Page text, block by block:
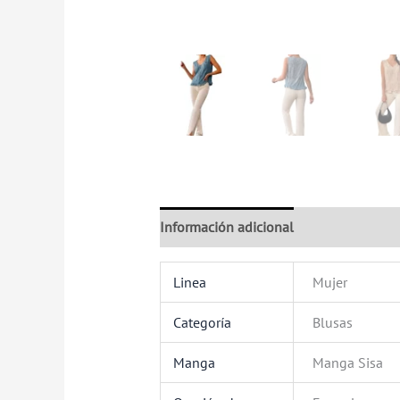
Información adicional
Linea Mujer
Categoría Blusas
Manga Manga Sisa